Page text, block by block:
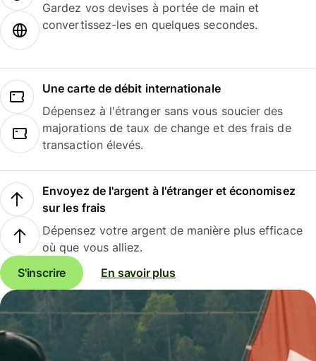
Gardez vos devises à portée de main et
convertissez-les en quelques secondes.
Une carte de débit internationale
Dépensez à l'étranger sans vous soucier des
majorations de taux de change et des frais de
transaction élevés.
Envoyez de l'argent à l'étranger et économisez
sur les frais
Dépensez votre argent de manière plus efficace
où que vous alliez.
S'inscrire
En savoir plus